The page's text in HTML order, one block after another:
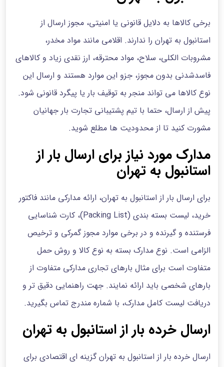
برخی کالاها به دلایل قانونی یا امنیتی، مجوز ارسال از
استانبول به تهران را ندارند. اقلامی مانند مواد مخدر،
مشروبات الکلی، سلاح، مواد محترقه، ارز نقدی زیاد و کالاهای
فاسدشدنی بدون مجوز، جزو این موارد هستند و ارسال این
نوع کالاها می تواند منجر به توقیف بار یا پیگرد قانونی شود.
پیش از ارسال، حتما با تیم پشتیبانی تجارت بار جهانیان
مشورت کنید تا از محدودیت ها مطلع شوید.
مدارک مورد نیاز برای ارسال بار از
استانبول به تهران
برای ارسال بار از استانبول به تهران، ارائه مدارکی مانند فاکتور
خرید، لیست بسته بندی (Packing List)، کارت شناسایی
فرستنده و گیرنده و در برخی موارد مجوز گمرکی و ترخیص
الزامی است. نوع مدارک بسته به نوع کالا و روش حمل
متفاوت است برای مثال بارهای تجاری مدارکی متفاوت از
بارهای شخصی باید ارائه نمایند. جهت راهنمایی دقیق تر و
دریافت لیست کامل مدارک، با شماره مندرج تماس بگیرید.
ارسال خرده بار از استانبول به تهران
ارسال خرده بار از استانبول به تهران گزینه ای اقتصادی برای